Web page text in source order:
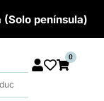
(Solo península)
0